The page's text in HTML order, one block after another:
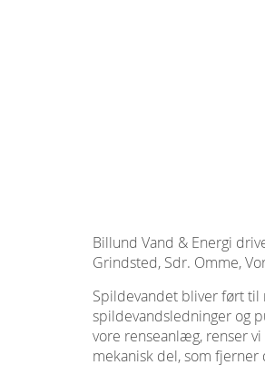
Billund Vand & Energi
Grindsted, Sdr. Omme,
Spildevandet bliver ført til
spildevandsledninger og
vore renseanlæg, renser
mekanisk del, som